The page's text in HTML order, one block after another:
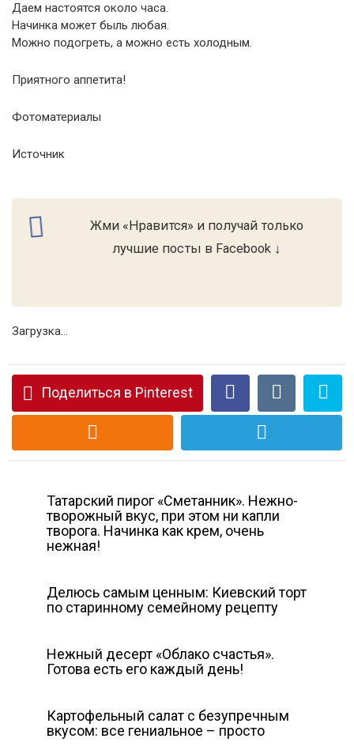
Даем настоятся около часа.
Начинка может быль любая.
Можно подогреть, а можно есть холодным.
Приятного аппетита!
Фотоматериалы
Источник
Жми «Нравится» и получай только
лучшие посты в Facebook ↓
Загрузка...
Поделиться в Pinterest
Татарский пирог «Сметанник». Нежно-
творожный вкус, при этом ни капли
творога. Начинка как крем, очень
нежная!
Делюсь самым ценным: Киевский торт
по старинному семейному рецепту
Нежный десерт «Облако счастья».
Готова есть его каждый день!
Картофельный салат с безупречным
вкусом: все гениальное – просто